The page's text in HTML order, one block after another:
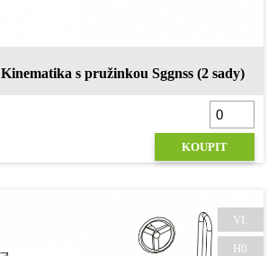
Kinematika s pružinkou Sggnss (2 sady)
KOUPIT
VI.
H0